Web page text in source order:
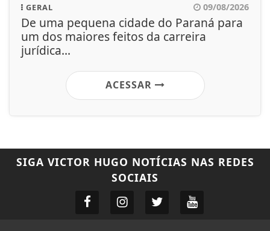
GERAL 09/08/2026
De uma pequena cidade do Paraná para
um dos maiores feitos da carreira
jurídica...
ACESSAR
SIGA VICTOR HUGO NOTÍCIAS NAS REDES
SOCIAIS